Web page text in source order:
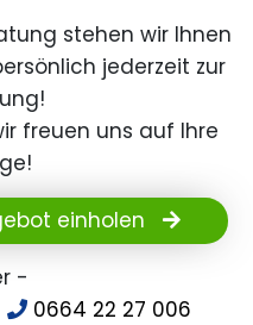
stehen wir Ihnen
jederzeit zur
freuen uns auf Ihre
einholen
-
0664 22 27 006